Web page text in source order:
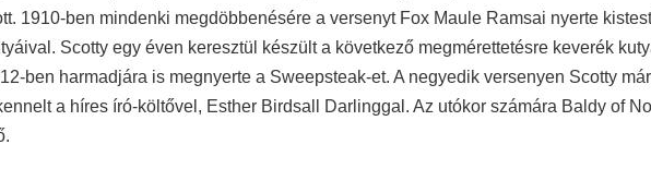
1910-ben mindenki megdöbbenésére a versenyt Fox Maule Ramsai nyerte
Scotty egy éven keresztül készült a következő megmérettetésre keverék
ben harmadjára is megnyerte a Sweepsteak-et. A negyedik versenyen Scotty
a híres író-költővel, Esther Birdsall Darlinggal. Az utókor számára Baldy of